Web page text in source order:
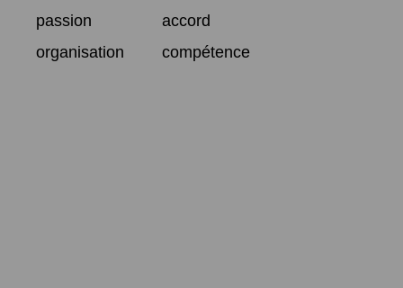
passion
accord
organisation
compétence